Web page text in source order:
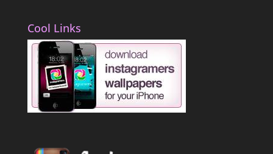
Cool Links